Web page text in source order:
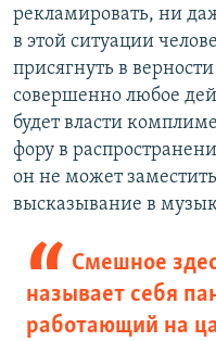
рекламировать, ни
в этой ситуации
присягнуть в
совершенно любое
будет власти
фору в
он не может
высказывание в
Смешное
называет себя
работающий на